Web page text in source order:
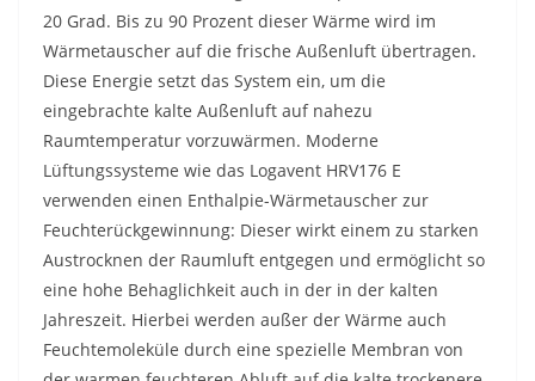
20 Grad. Bis zu 90 Prozent dieser Wärme wird im
Wärmetauscher auf die frische Außenluft übertragen.
Diese Energie setzt das System ein, um die
eingebrachte kalte Außenluft auf nahezu
Raumtemperatur vorzuwärmen. Moderne
Lüftungssysteme wie das Logavent HRV176 E
verwenden einen Enthalpie-Wärmetauscher zur
Feuchterückgewinnung: Dieser wirkt einem zu starken
Austrocknen der Raumluft entgegen und ermöglicht so
eine hohe Behaglichkeit auch in der in der kalten
Jahreszeit. Hierbei werden außer der Wärme auch
Feuchtemoleküle durch eine spezielle Membran von